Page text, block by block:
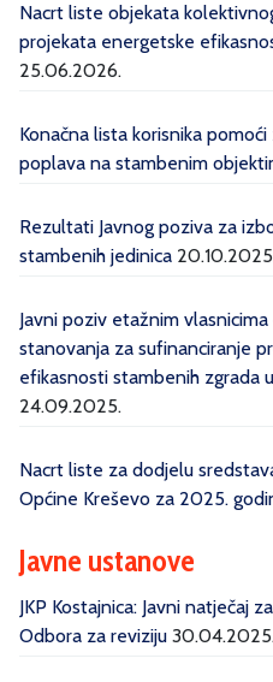
Nacrt liste objekata
projekata energetske
25.06.2026.
Konačna lista korisnika
poplava na stambenim
Rezultati Javnog poziva za
stambenih jedinica
Javni poziv etažnim
stanovanja za sufinanciranje
efikasnosti stambenih zgrada
24.09.2025.
Nacrt liste za dodjelu
Općine Kreševo za 2025.
Javne ustanove
JKP Kostajnica: Javni natječaj
Odbora za reviziju